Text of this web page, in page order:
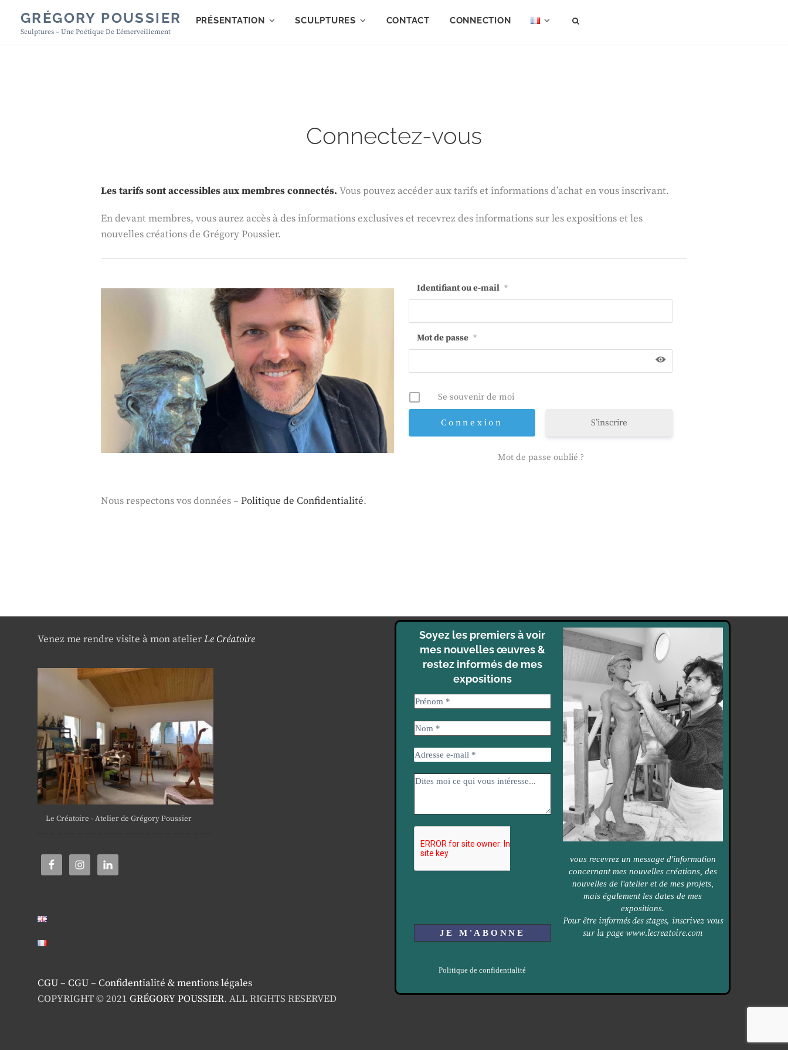
GRÉGORY POUSSIER
Sculptures – Une Poétique De L'émerveillement
PRÉSENTATION SCULPTURES CONTACT CONNECTION
Connectez-vous
Les tarifs sont accessibles aux membres connectés. Vous pouvez accéder aux tarifs et informations d’achat en vous inscrivant.
En devant membres, vous aurez accès à des informations exclusives et recevrez des informations sur les expositions et les
nouvelles créations de Grégory Poussier.
Identifiant ou e-mail *
Mot de passe *
Se souvenir de moi
S’inscrire
Mot de passe oublié ?
Nous respectons vos données – Politique de Confidentialité.
Venez me rendre visite à mon atelierLe Créatoire
Le Créatoire - Atelier de Grégory Poussier
CGU– CGU– Confidentialité & mentions légales
COPYRIGHT © 2021 GRÉGORY POUSSIER. ALL RIGHTS RESERVED
Soyez les premiers à voir
mes nouvelles œuvres &
restez informés de mes
expositions
Politique de confidentialité
vous recevrez un message d'information
concernant mes nouvelles créations, des
nouvelles de l'atelier et de mes projets,
mais également les dates de mes
expositions.
Pour être informés des stages, inscrivez vous
sur la pagewww.lecreatoire.com